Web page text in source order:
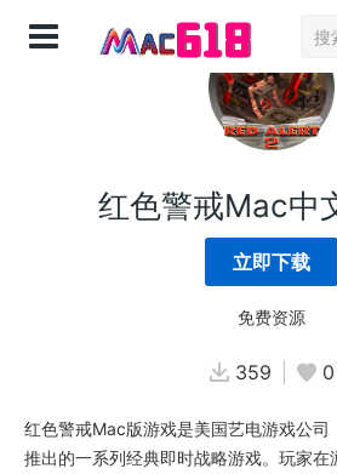
红色警戒Mac中
立即下载
免费资源
359 0
红色警戒Mac版游戏是美国艺电游戏公司
推出的一系列经典即时战略游戏。玩家